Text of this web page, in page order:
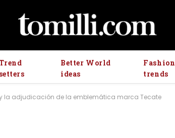
setters
Better World
ideas
Fashion
trends
la adjudicación de la emblemática marca Tecate